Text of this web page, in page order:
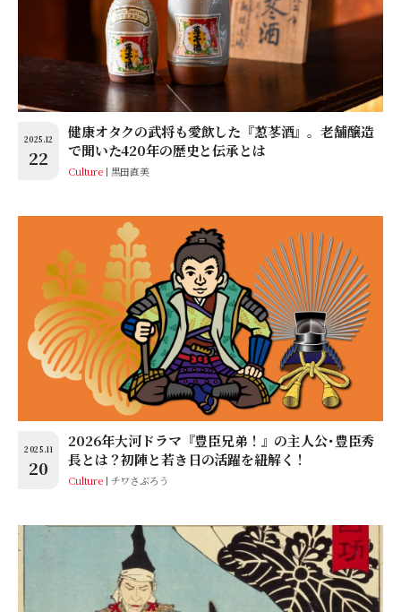
2025.12
22
健康オタクの武将も愛飲した『荵苳酒』。老舗醸造
で聞いた420年の歴史と伝承とは
Culture 黒田直美
2025.11
20
2026年大河ドラマ『豊臣兄弟！』の主人公･豊臣秀
長とは？初陣と若き日の活躍を紐解く！
Culture チワさぶろう